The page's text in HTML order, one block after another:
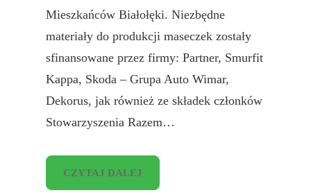
Mieszkańców Białołęki. Niezbędne
materiały do produkcji maseczek zostały
sfinansowane przez firmy: Partner, Smurfit
Kappa, Skoda – Grupa Auto Wimar,
Dekorus, jak również ze składek członków
Stowarzyszenia Razem…
CZYTAJ DALEJ